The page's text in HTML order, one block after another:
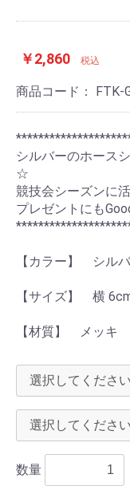
￥2,860 税込
商品コード： FTK-
シルバーのホース
☆
競技会シーズンに
プレゼントにも
【カラー】 シル
【サイズ】 横
【材質】 メッキ
数量